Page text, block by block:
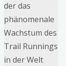
der das
phänomenale
Wachstum des
Trail Runnings
in der Welt